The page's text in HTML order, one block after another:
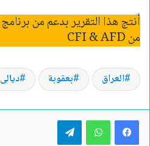
من CFI & AFD
العراق بعقوبة ديالى
تيلقرام